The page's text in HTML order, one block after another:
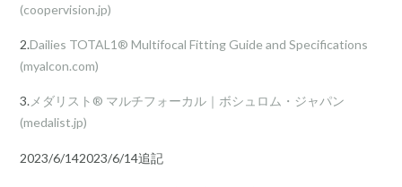
(coopervision.jp)
2.Dailies TOTAL1® Multifocal Fitting Guide and Specifications
(myalcon.com)
3. メダリスト® マルチフォーカル｜ボシュロム・ジャパン
(medalist.jp)
2023/6/142023/6/14追記